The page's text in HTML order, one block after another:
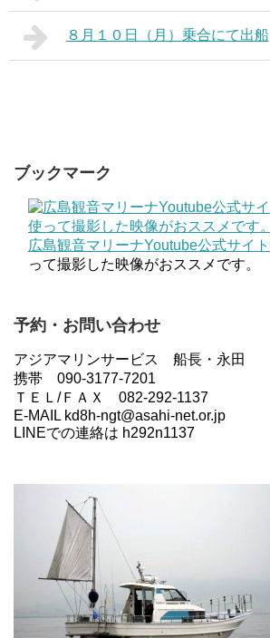
８月１０日（月）乗合にて出船
ブックマーク
広島観音マリーナYoutube公式サイト
って撮影した映像がおススメです。
予約・お問い合わせ
アジアマリンサービス 船長・永田
携帯 090-3177-7201
ＴＥＬ/ＦＡＸ 082-292-1137
E-MAIL kd8h-ngt@asahi-net.or.jp
LINEでの連絡は h292n1137